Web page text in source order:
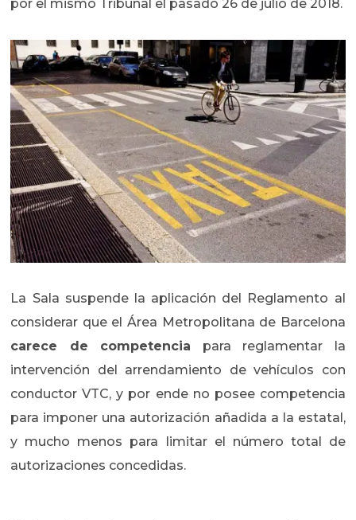
por el mismo Tribunal el pasado 26 de julio de 2018.
La Sala suspende la aplicación del Reglamento al
considerar que el Área Metropolitana de Barcelona
carece de competencia para reglamentar la
intervención del arrendamiento de vehículos con
conductor VTC, y por ende no posee competencia
para imponer una autorización añadida a la estatal,
y mucho menos para limitar el número total de
autorizaciones concedidas.